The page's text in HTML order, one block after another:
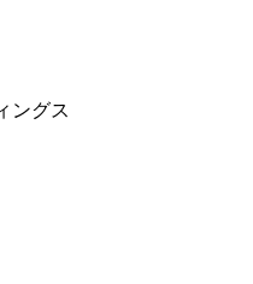
ングス